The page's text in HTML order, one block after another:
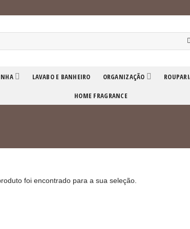
LAVABO E BANHEIRO ORGANIZAÇÃO
HOME FRAGRANCE
foi encontrado para a sua seleção.